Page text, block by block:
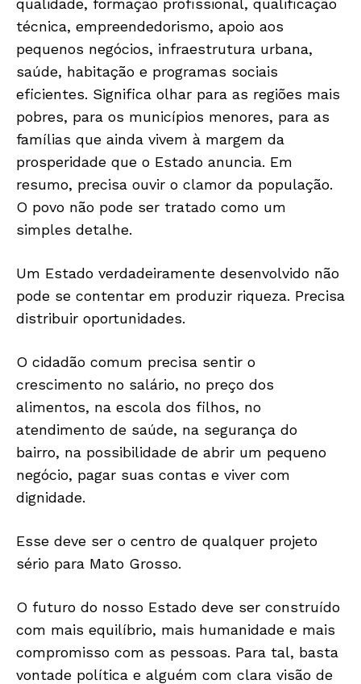
JUNTE-SE NO WHATSAPP
HOME
POLÍTICA
POLÍCIA
GERAL
EDUCAÇÃO
SAÚDE
AGRONOTÍCIAS
qualidade, formação profissional, qualificação
técnica, empreendedorismo, apoio aos
pequenos negócios, infraestrutura urbana,
saúde, habitação e programas sociais
eficientes. Significa olhar para as regiões mais
pobres, para os municípios menores, para as
famílias que ainda vivem à margem da
prosperidade que o Estado anuncia. Em
resumo, precisa ouvir o clamor da população.
O povo não pode ser tratado como um
simples detalhe.
Um Estado verdadeiramente desenvolvido não
pode se contentar em produzir riqueza. Precisa
distribuir oportunidades.
O cidadão comum precisa sentir o
crescimento no salário, no preço dos
alimentos, na escola dos filhos, no
atendimento de saúde, na segurança do
bairro, na possibilidade de abrir um pequeno
negócio, pagar suas contas e viver com
dignidade.
Esse deve ser o centro de qualquer projeto
sério para Mato Grosso.
O futuro do nosso Estado deve ser construído
com mais equilíbrio, mais humanidade e mais
compromisso com as pessoas. Para tal, basta
vontade política e alguém com clara visão de